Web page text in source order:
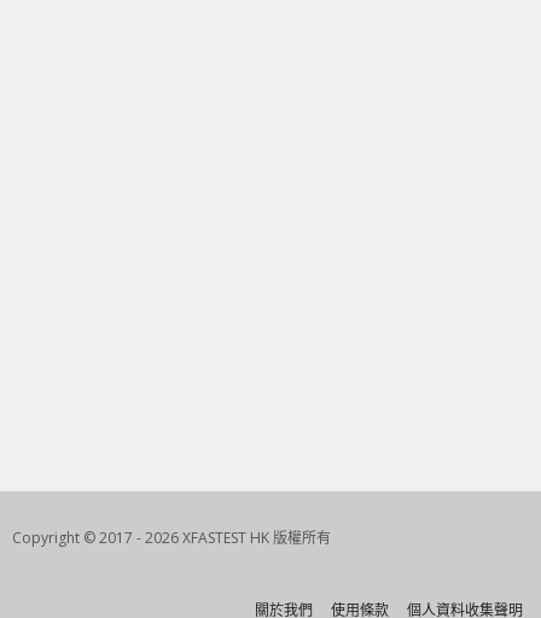
Copyright © 2017 - 2026 XFASTEST HK 版權所有
關於我們 使用條款 個人資料收集聲明